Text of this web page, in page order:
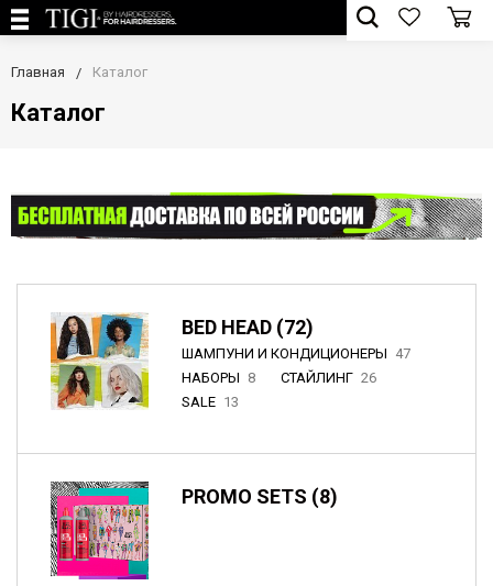
Главная Каталог
Каталог
BED HEAD (72)
ШАМПУНИ И КОНДИЦИОНЕРЫ 47
НАБОРЫ 8 СТАЙЛИНГ 26
SALE 13
PROMO SETS (8)